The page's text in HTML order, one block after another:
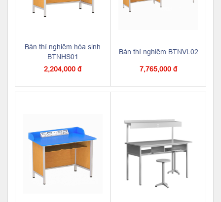
Bàn thí nghiệm hóa sinh
BTNHS01
2,204,000 đ
Bàn thí nghiệm BTNVL02
7,765,000 đ